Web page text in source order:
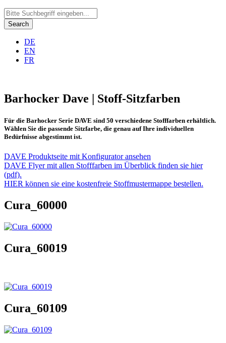
Search
DE
EN
FR
Barhocker Dave | Stoff-Sitzfarben
Für die Barhocker Serie DAVE sind 50 verschiedene Stofffarben erhältlich.
Wählen Sie die passende Sitzfarbe, die genau auf Ihre individuellen
Bedürfnisse abgestimmt ist.
DAVE Produktseite mit Konfigurator ansehen
DAVE Flyer mit allen Stofffarben im Überblick finden sie hier
(pdf).
HIER können sie eine kostenfreie Stoffmustermappe bestellen.
Cura_60000
Cura_60019
Cura_60109